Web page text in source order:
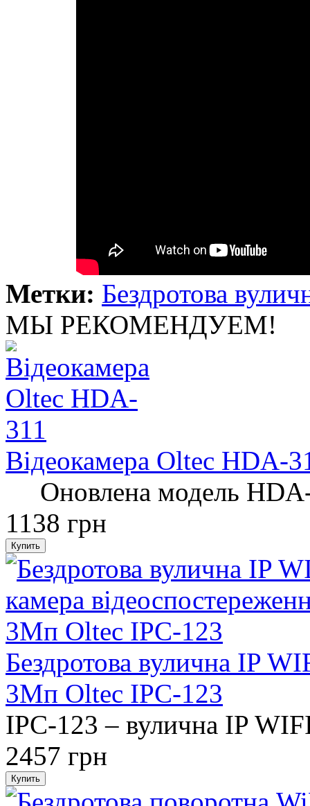
Метки: Бездротова
МЫ РЕКОМЕНДУЕМ!
Відеокамера Oltec HDA-
Оновлена ​​модель
1138 грн
Бездротова вулична IP
3Мп Oltec IPC-123
IPC-123 – вулична IP
2457 грн